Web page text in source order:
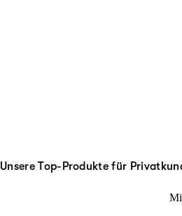
Unsere Top-Produkte für